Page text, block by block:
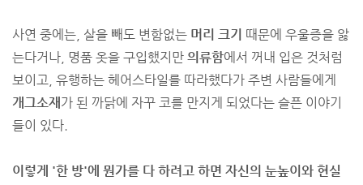
사연 중에는, 살을 빼도 변함없는 머리 크기 때문에 우울증을 앓
는다거나, 명품 옷을 구입했지만 의류함에서 꺼내 입은 것처럼
보이고, 유행하는 헤어스타일를 따라했다가 주변 사람들에게
개그소재 가 된 까닭에 자꾸 코를 만지게 되었다는 슬픈 이야기
들이 있다.
이렇게 '한 방'에 뭔가를 다 하려고 하면 자신의 눈높이와 현실